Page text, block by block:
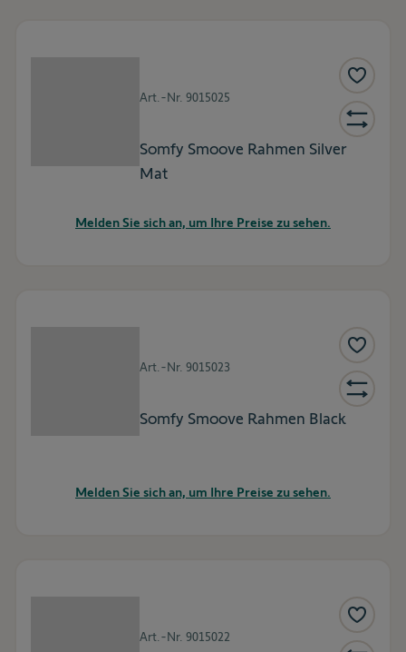
Art.-Nr. 9015025
Somfy Smoove Rahmen Silver
Mat
Melden Sie sich an, um Ihre Preise zu sehen.
Art.-Nr. 9015023
Somfy Smoove Rahmen Black
Melden Sie sich an, um Ihre Preise zu sehen.
Art.-Nr. 9015022